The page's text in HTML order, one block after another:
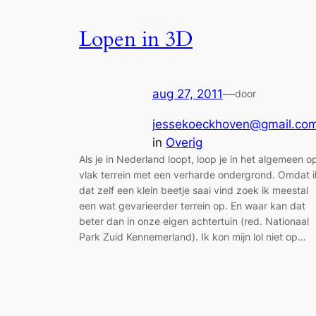
Lopen in 3D
aug 27, 2011—door
in Overig
Als je in Nederland loopt, loop je in het algemeen
vlak terrein met een verharde ondergrond. Omdat
dat zelf een klein beetje saai vind zoek ik meestal
een wat gevarieerder terrein op. En waar kan dat
beter dan in onze eigen achtertuin (red. Nationaal
Park Zuid Kennemerland). Ik kon mijn lol niet op…